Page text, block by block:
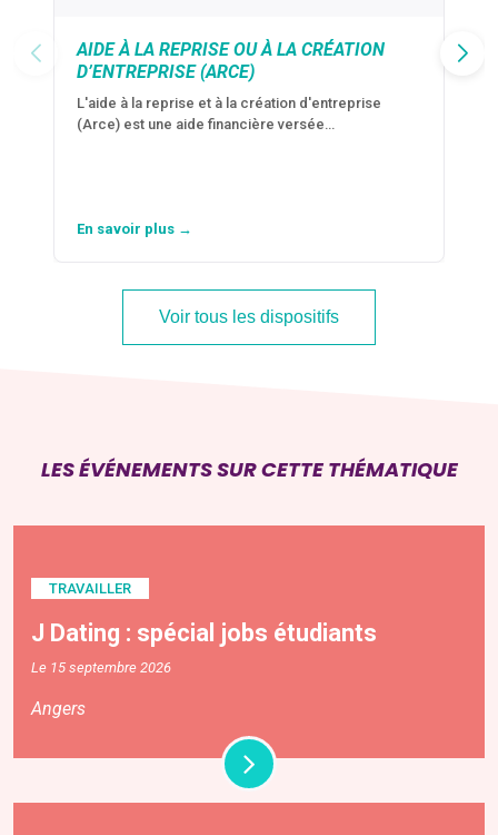
AIDE À LA REPRISE OU À LA CRÉATION
D’ENTREPRISE (ARCE)
L'aide à la reprise et à la création d'entreprise
(Arce) est une aide financière versée…
En savoir plus →
Voir tous les dispositifs
LES ÉVÉNEMENTS SUR CETTE THÉMATIQUE
TRAVAILLER
J Dating : spécial jobs étudiants
Le 15 septembre 2026
Angers